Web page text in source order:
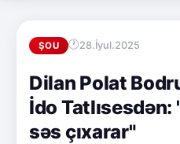
ŞOU 28.İyul.2025
Dilan Polat
İdo
səs çıxarar"